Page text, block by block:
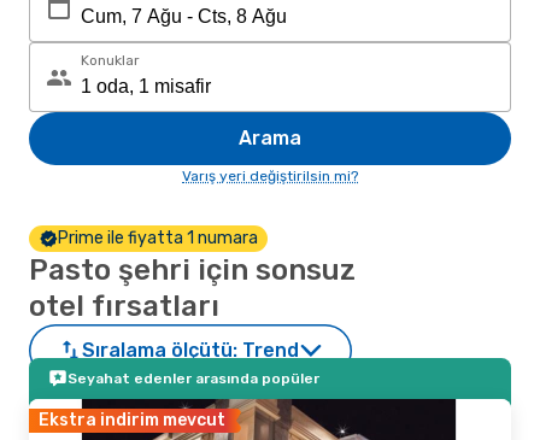
Konuklar
Arama
Varış yeri değiştirilsin mi?
Prime ile fiyatta 1 numara
Pasto şehri için sonsuz
otel fırsatları
Sıralama ölçütü: Trend
Seyahat edenler arasında popüler
Ekstra indirim mevcut